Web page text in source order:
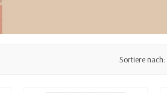
Sortiere nach: